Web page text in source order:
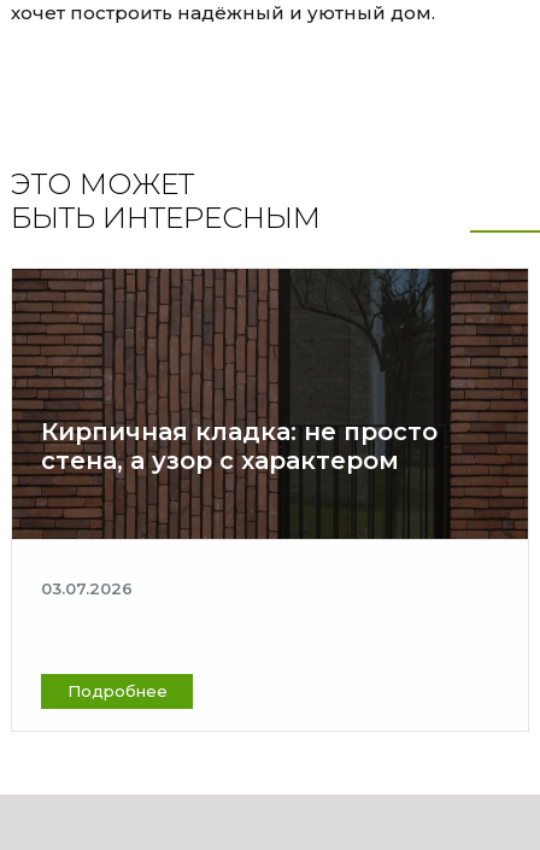
хочет построить надёжный и уютный дом.
ЭТО МОЖЕТ
БЫТЬ ИНТЕРЕСНЫМ
Кирпичная кладка: не просто
стена, а узор с характером
03.07.2026
Подробнее